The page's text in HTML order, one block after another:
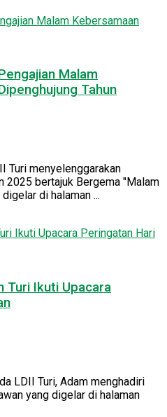
Malam
Tahun
Turi menyelenggarakan
2025 bertajuk Bergema "Malam
di halaman ...
Turi Ikuti Upacara
LDII Turi, Adam menghadiri
yang digelar di halaman